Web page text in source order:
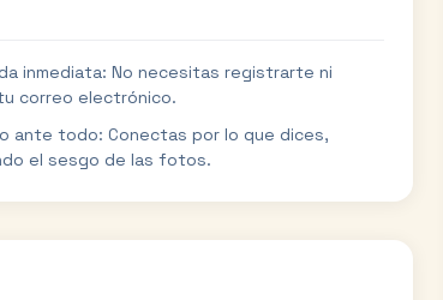
inmediata: No necesitas registrarte ni
correo electrónico.
ante todo: Conectas por lo que dices,
el sesgo de las fotos.